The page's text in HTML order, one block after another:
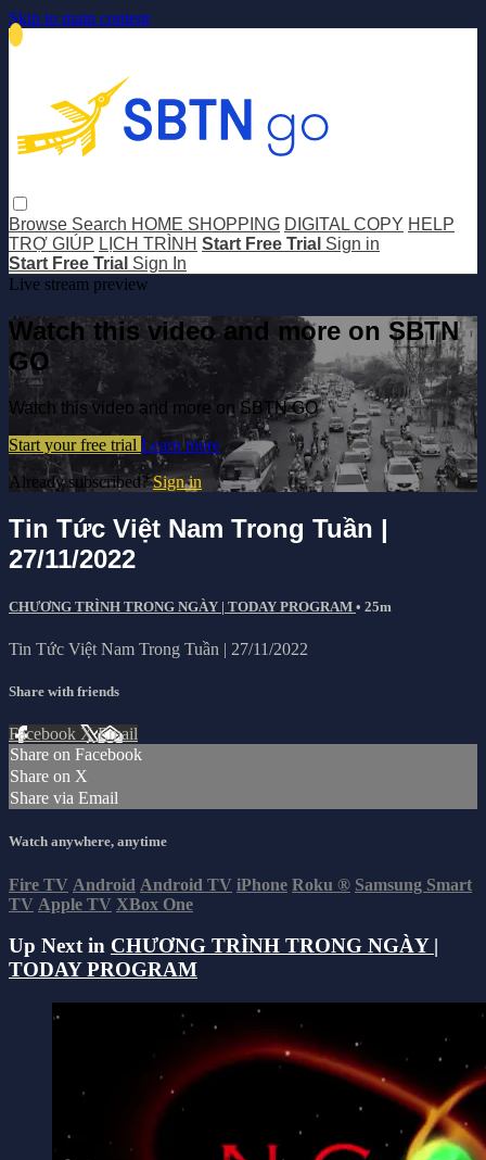
Skip to main content
Browse Search HOME SHOPPING DIGITAL COPY HELP
TRỢ GIÚP LỊCH TRÌNH Start Free Trial Sign in
Start Free Trial Sign In
Live stream preview
Watch this video and more on SBTN
GO
Watch this video and more on SBTN GO
Start your free trial Learn more
Already subscribed?Sign in
Tin Tức Việt Nam Trong Tuần |
27/11/2022
CHƯƠNG TRÌNH TRONG NGÀY | TODAY PROGRAM • 25m
Tin Tức Việt Nam Trong Tuần | 27/11/2022
Share with friends
Facebook XEmail
Share on Facebook
Share on X
Share via Email
Watch anywhere, anytime
Fire TV Android Android TV iPhone Roku ® Samsung Smart
TV Apple TV XBox One
Up Next in CHƯƠNG TRÌNH TRONG NGÀY |
TODAY PROGRAM